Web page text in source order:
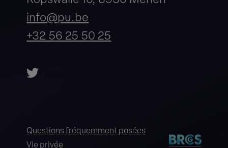
info@pu.be
+32 56 25 50 25
Questions fréquemment posées
Vie privée